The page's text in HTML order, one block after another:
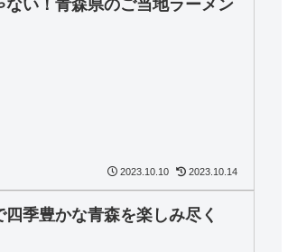
い！青森県のご当地ラーメン
2023.10.10 2023.10.14
季豊かな青森を楽しみ尽く